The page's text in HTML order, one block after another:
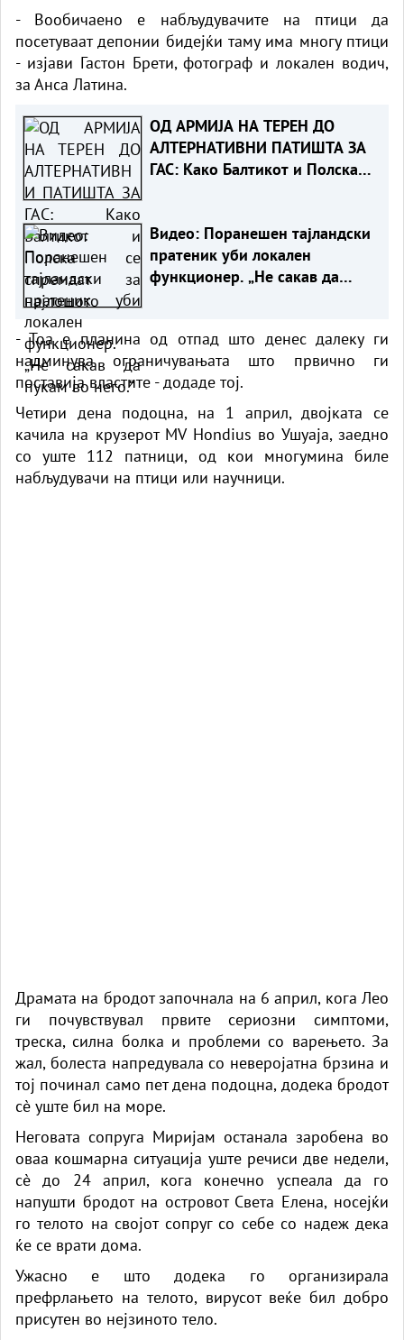
- Вообичаено е набљудувачите на птици да
посетуваат депонии бидејќи таму има многу птици
- изјави Гастон Брети, фотограф и локален водич,
за Анса Латина.
ОД АРМИЈА НА ТЕРЕН ДО
АЛТЕРНАТИВНИ ПАТИШТА ЗА
ГАС: Како Балтикот и Полска
Видео: Поранешен тајландски
пратеник уби локален
функционер. „Не сакав да
- Тоа е планина од отпад што денес далеку ги
надминува ограничувањата што првично ги
поставија властите - додаде тој.
Четири дена подоцна, на 1 април, двојката се
качила на крузеротMV Hondius во Ушуаја, заедно
со уште 112 патници, од кои многумина биле
набљудувачи на птици или научници.
Драмата на бродот започнала на 6 април, кога Лео
ги почувствувал првите сериозни симптоми,
треска, силна болка и проблеми со варењето. За
жал, болеста напредувала со неверојатна брзина и
тој починал само пет дена подоцна, додека бродот
сè уште бил на море.
Неговата сопруга Миријам останала заробена во
оваа кошмарна ситуација уште речиси две недели,
сè до 24 април, кога конечно успеала да го
напушти бродот на островот Света Елена, носејќи
го телото на својот сопруг со себе со надеж дека
ќе се врати дома.
Ужасно е што додека го организирала
префрлањето на телото, вирусот веќе бил добро
присутен во нејзиното тело.